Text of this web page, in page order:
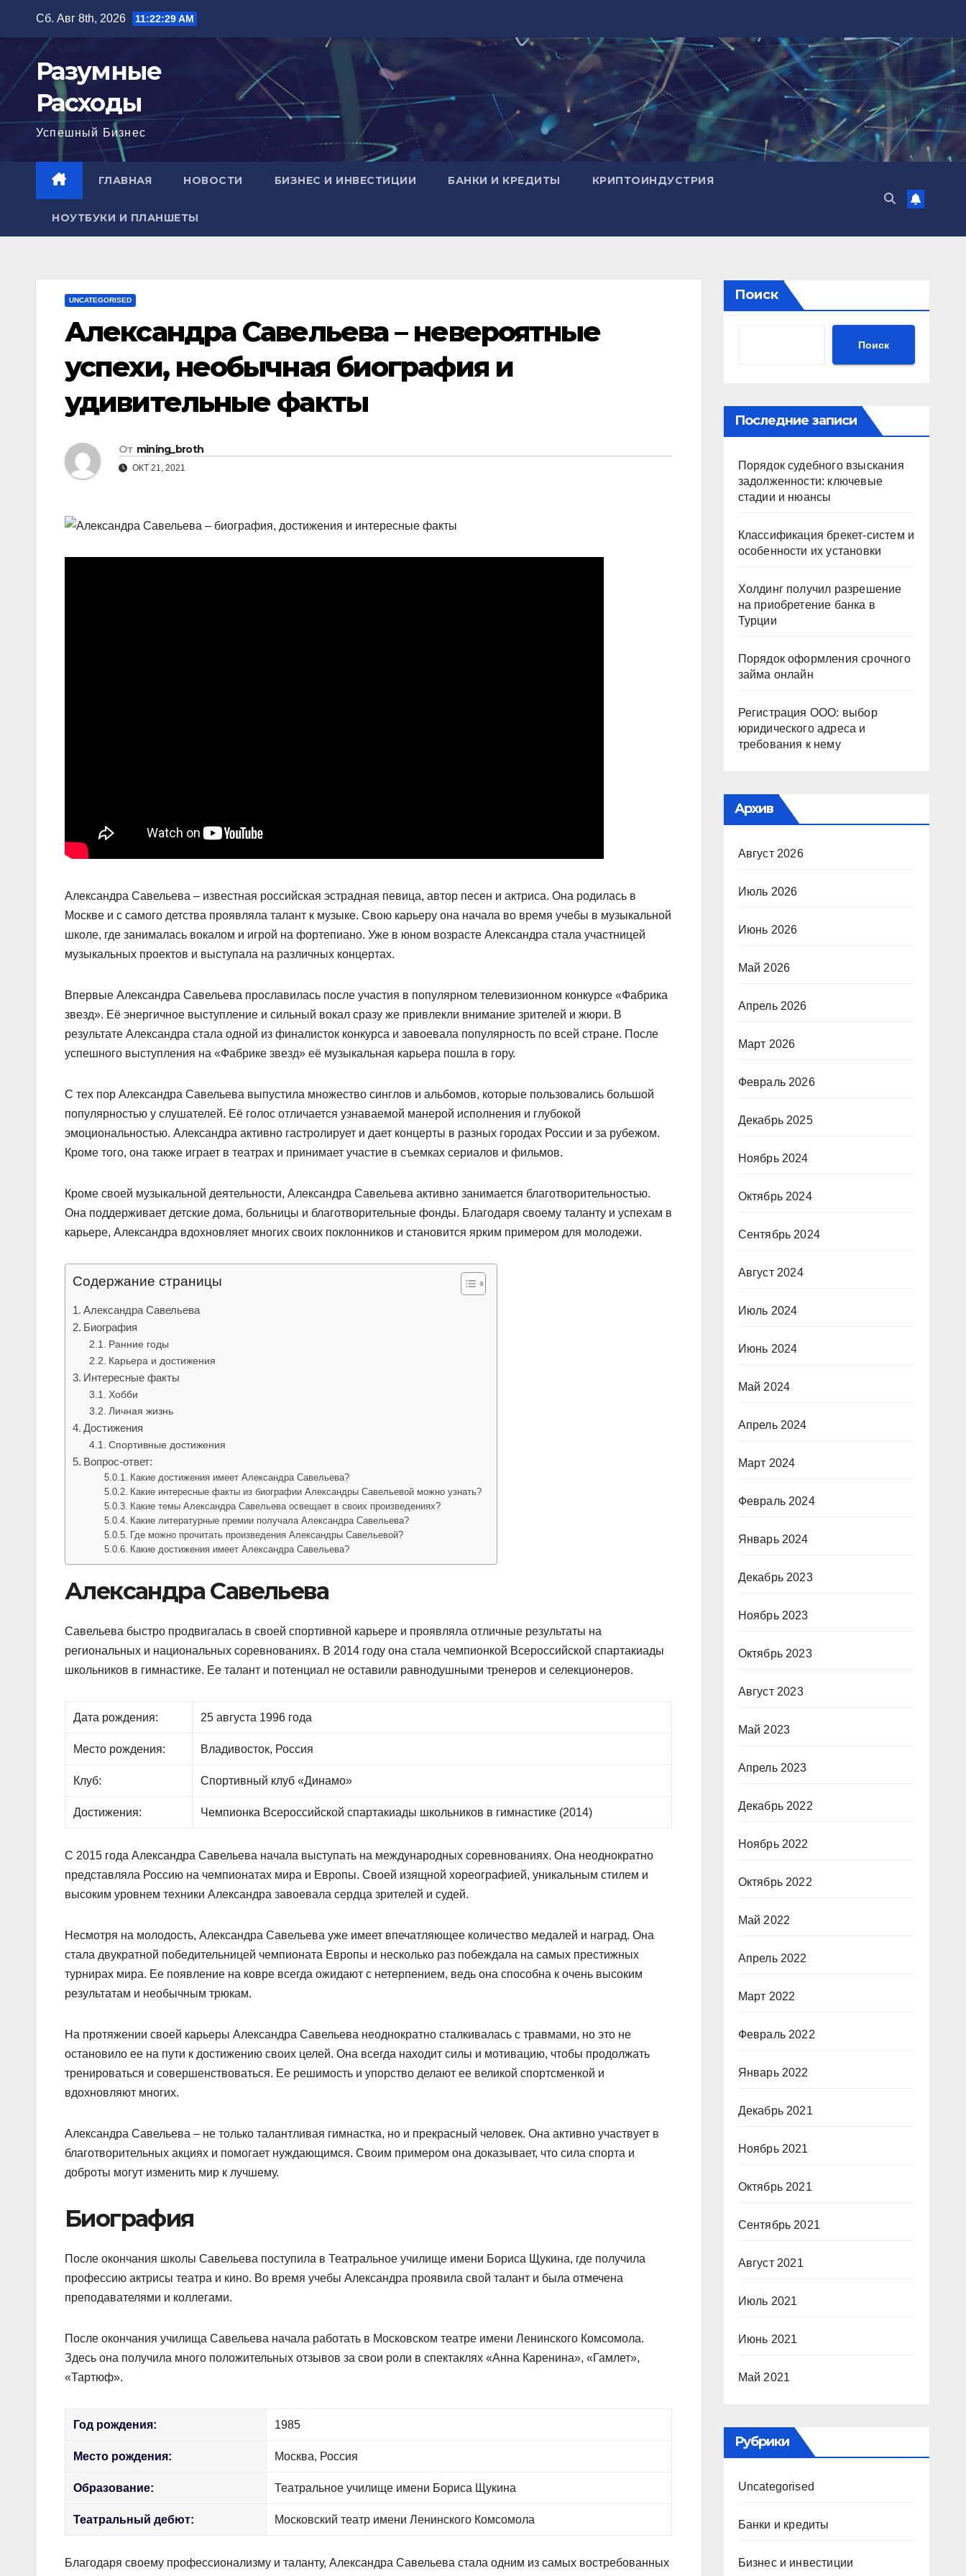
содержимому
Сб. Авг 8th, 2026 11:22:30 AM
Разумные
Расходы
Успешный Бизнес
ГЛАВНАЯ НОВОСТИ БИЗНЕС И ИНВЕСТИЦИИ БАНКИ И КРЕДИТЫ КРИПТОИНДУСТРИЯ
НОУТБУКИ И ПЛАНШЕТЫ
UNCATEGORISED
Александра Савельева – невероятные
успехи, необычная биография и
удивительные факты
От mining_broth
ОКТ 21, 2021
Александра Савельева – известная российская эстрадная певица, автор песен и актриса. Она родилась в
Москве и с самого детства проявляла талант к музыке. Свою карьеру она начала во время учебы в музыкальной
школе, где занималась вокалом и игрой на фортепиано. Уже в юном возрасте Александра стала участницей
музыкальных проектов и выступала на различных концертах.
Впервые Александра Савельева прославилась после участия в популярном телевизионном конкурсе «Фабрика
звезд». Её энергичное выступление и сильный вокал сразу же привлекли внимание зрителей и жюри. В
результате Александра стала одной из финалисток конкурса и завоевала популярность по всей стране. После
успешного выступления на «Фабрике звезд» её музыкальная карьера пошла в гору.
С тех пор Александра Савельева выпустила множество синглов и альбомов, которые пользовались большой
популярностью у слушателей. Её голос отличается узнаваемой манерой исполнения и глубокой
эмоциональностью. Александра активно гастролирует и дает концерты в разных городах России и за рубежом.
Кроме того, она также играет в театрах и принимает участие в съемках сериалов и фильмов.
Кроме своей музыкальной деятельности, Александра Савельева активно занимается благотворительностью.
Она поддерживает детские дома, больницы и благотворительные фонды. Благодаря своему таланту и успехам в
карьере, Александра вдохновляет многих своих поклонников и становится ярким примером для молодежи.
Содержание страницы
Александра Савельева
Биография
Ранние годы
Карьера и достижения
Интересные факты
Хобби
Личная жизнь
Достижения
Спортивные достижения
Вопрос-ответ:
Какие достижения имеет Александра Савельева?
Какие интересные факты из биографии Александры Савельевой можно узнать?
Какие темы Александра Савельева освещает в своих произведениях?
Какие литературные премии получала Александра Савельева?
Где можно прочитать произведения Александры Савельевой?
Какие достижения имеет Александра Савельева?
Александра Савельева
Савельева быстро продвигалась в своей спортивной карьере и проявляла отличные результаты на
региональных и национальных соревнованиях. В 2014 году она стала чемпионкой Всероссийской спартакиады
школьников в гимнастике. Ее талант и потенциал не оставили равнодушными тренеров и селекционеров.
Дата рождения: 25 августа 1996 года
Место рождения: Владивосток, Россия
Клуб: Спортивный клуб «Динамо»
Достижения: Чемпионка Всероссийской спартакиады школьников в гимнастике (2014)
С 2015 года Александра Савельева начала выступать на международных соревнованиях. Она неоднократно
представляла Россию на чемпионатах мира и Европы. Своей изящной хореографией, уникальным стилем и
высоким уровнем техники Александра завоевала сердца зрителей и судей.
Несмотря на молодость, Александра Савельева уже имеет впечатляющее количество медалей и наград. Она
стала двукратной победительницей чемпионата Европы и несколько раз побеждала на самых престижных
турнирах мира. Ее появление на ковре всегда ожидают с нетерпением, ведь она способна к очень высоким
результатам и необычным трюкам.
На протяжении своей карьеры Александра Савельева неоднократно сталкивалась с травмами, но это не
остановило ее на пути к достижению своих целей. Она всегда находит силы и мотивацию, чтобы продолжать
тренироваться и совершенствоваться. Ее решимость и упорство делают ее великой спортсменкой и
вдохновляют многих.
Александра Савельева – не только талантливая гимнастка, но и прекрасный человек. Она активно участвует в
благотворительных акциях и помогает нуждающимся. Своим примером она доказывает, что сила спорта и
доброты могут изменить мир к лучшему.
Биография
После окончания школы Савельева поступила в Театральное училище имени Бориса Щукина, где получила
профессию актрисы театра и кино. Во время учебы Александра проявила свой талант и была отмечена
преподавателями и коллегами.
После окончания училища Савельева начала работать в Московском театре имени Ленинского Комсомола.
Здесь она получила много положительных отзывов за свои роли в спектаклях «Анна Каренина», «Гамлет»,
«Тартюф».
Год рождения: 1985
Место рождения: Москва, Россия
Образование: Театральное училище имени Бориса Щукина
Театральный дебют: Московский театр имени Ленинского Комсомола
Благодаря своему профессионализму и таланту, Александра Савельева стала одним из самых востребованных
Поиск
Поиск
Последние записи
Порядок судебного взыскания
задолженности: ключевые
стадии и нюансы
Классификация брекет-систем и
особенности их установки
Холдинг получил разрешение
на приобретение банка в
Турции
Порядок оформления срочного
займа онлайн
Регистрация ООО: выбор
юридического адреса и
требования к нему
Архив
Август 2026
Июль 2026
Июнь 2026
Май 2026
Апрель 2026
Март 2026
Февраль 2026
Декабрь 2025
Ноябрь 2024
Октябрь 2024
Сентябрь 2024
Август 2024
Июль 2024
Июнь 2024
Май 2024
Апрель 2024
Март 2024
Февраль 2024
Январь 2024
Декабрь 2023
Ноябрь 2023
Октябрь 2023
Август 2023
Май 2023
Апрель 2023
Декабрь 2022
Ноябрь 2022
Октябрь 2022
Май 2022
Апрель 2022
Март 2022
Февраль 2022
Январь 2022
Декабрь 2021
Ноябрь 2021
Октябрь 2021
Сентябрь 2021
Август 2021
Июль 2021
Июнь 2021
Май 2021
Рубрики
Uncategorised
Банки и кредиты
Бизнес и инвестиции